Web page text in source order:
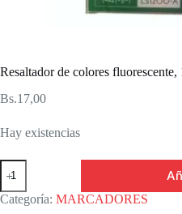
Resaltador de colores
Bs.17,00
Hay existencias
Resaltador
de
colores
fluorescente,
Categoría: MARCADORES